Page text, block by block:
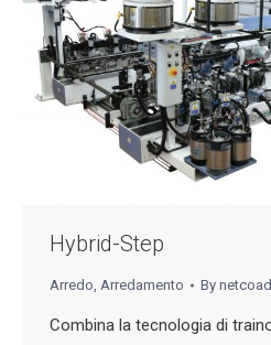
Hybrid-Step
Arredo, Arredamento By
Combina la tecnologia di